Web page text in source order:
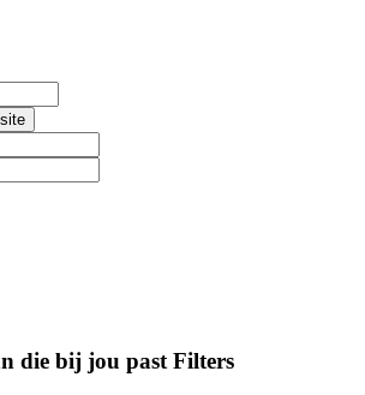
die bij jou past Filters